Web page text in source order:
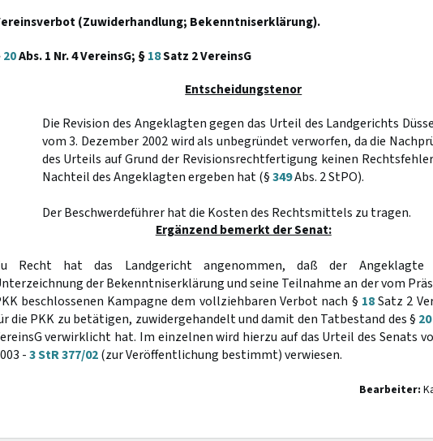
(Zuwiderhandlung; Bekenntniserklärung).
20Abs. 1 Nr. 4 VereinsG; §18Satz 2 VereinsG
Entscheidungstenor
Die Revision des Angeklagten gegen das Urteil des Landgerichts
vom 3. Dezember 2002 wird als unbegründet verworfen, da die
des Urteils auf Grund der Revisionsrechtfertigung keinen
Nachteil des Angeklagten ergeben hat (§349Abs. 2 StPO).
Der Beschwerdeführer hat die Kosten des Rechtsmittels zu tragen.
Ergänzend bemerkt der Senat:
Recht hat das Landgericht angenommen, daß der Angeklagte
der Bekenntniserklärung und seine Teilnahme an der vom
beschlossenen Kampagne dem vollziehbaren Verbot nach § 18Satz 2
die PKK zu betätigen, zuwidergehandelt und damit den Tatbestand des § 20
verwirklicht hat. Im einzelnen wird hierzu auf das Urteil des Senats
-3 StR 377/02(zur Veröffentlichung bestimmt) verwiesen.
Bearbeiter: